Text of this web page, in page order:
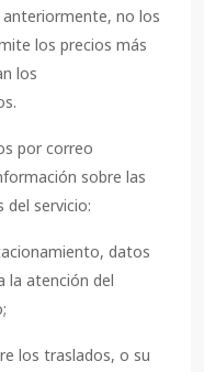
no los
los precios más
los
por correo
sobre las
del servicio:
datos
la atención del
los traslados, o su